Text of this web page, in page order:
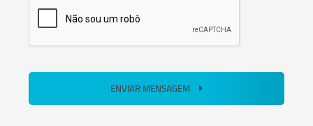
ENVIAR MENSAGEM